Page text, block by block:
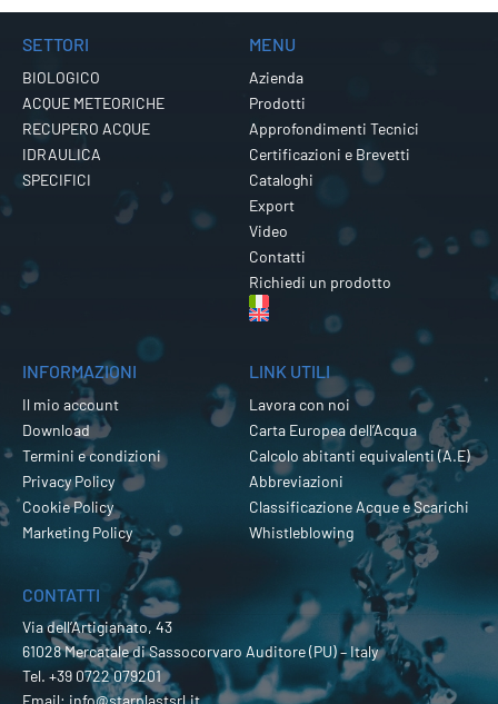
SETTORI
BIOLOGICO
ACQUE METEORICHE
RECUPERO ACQUE
IDRAULICA
SPECIFICI
MENU
Azienda
Prodotti
Approfondimenti Tecnici
Certificazioni e Brevetti
Cataloghi
Export
Video
Contatti
Richiedi un prodotto
INFORMAZIONI
Il mio account
Download
Termini e condizioni
Privacy Policy
Cookie Policy
Marketing Policy
LINK UTILI
Lavora con noi
Carta Europea dell’Acqua
Calcolo abitanti equivalenti (A.E)
Abbreviazioni
Classificazione Acque e Scarichi
Whistleblowing
CONTATTI
Via dell’Artigianato, 43
61028 Mercatale di Sassocorvaro Auditore (PU) – Italy
Tel. +39 0722 079201
Email: info@starplastsrl.it